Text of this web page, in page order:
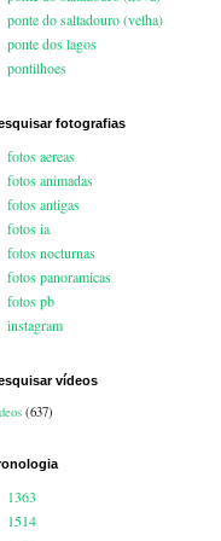
ponte do saltadouro (velha)
ponte dos lagos
pontilhoes
fotografias
fotos aereas
fotos animadas
fotos antigas
fotos ia
fotos nocturnas
fotos panoramicas
fotos pb
instagram
vídeos
(637)
1363
1514